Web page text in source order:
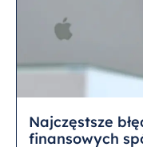
Najczęstsze
finansowych